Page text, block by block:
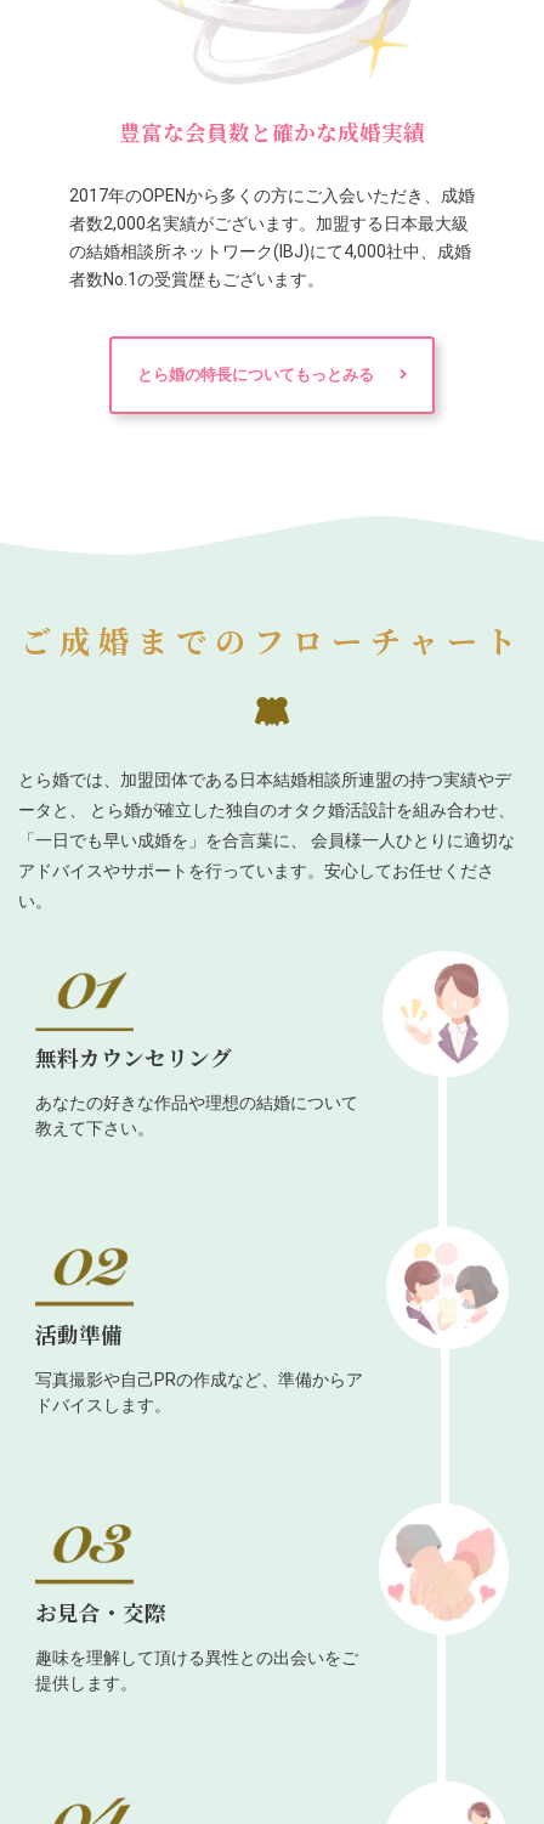
豊富な会員数と確かな成婚実績
2017年のOPENから多くの方にご入会いただき、成婚
者数2,000名実績がございます。加盟する日本最大級
の結婚相談所ネットワーク(IBJ)にて4,000社中、成婚
者数No.1の受賞歴もございます。
とら婚の特長についてもっとみる
ご成婚までのフローチャート
とら婚では、加盟団体である日本結婚相談所連盟の持つ実績やデ
ータと、 とら婚が確立した独自のオタク婚活設計を組み合わせ、
「一日でも早い成婚を」を合言葉に、 会員様一人ひとりに適切な
アドバイスやサポートを行っています。安心してお任せくださ
い。
無料カウンセリング
あなたの好きな作品や理想の結婚について
教えて下さい。
活動準備
写真撮影や自己PRの作成など、準備からア
ドバイスします。
お見合・交際
趣味を理解して頂ける異性との出会いをご
提供します。